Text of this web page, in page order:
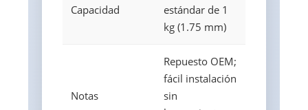
Capacidad
estándar de 1
kg (1.75 mm)
Notas
Repuesto OEM;
fácil instalación
sin